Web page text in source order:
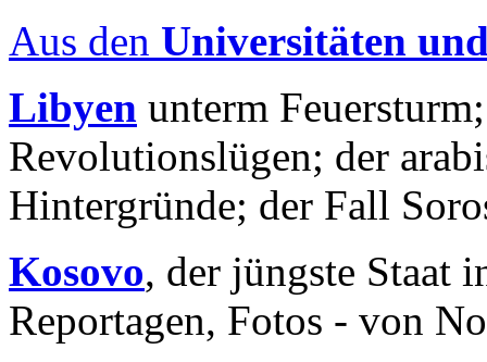
Aus den Universitäten
Libyen unterm
Revolutionslügen; der
Hintergründe; der Fall
Kosovo, der jüngste Staat
Reportagen, Fotos - von